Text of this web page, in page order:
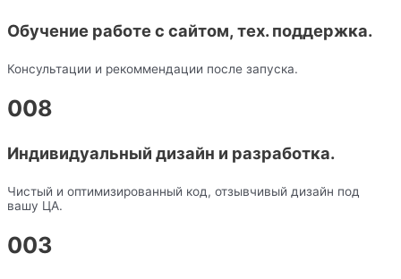
Обучение работе с сайтом, тех. поддержка.
Консультации и рекоммендации после запуска.
008
Индивидуальный дизайн и разработка.
Чистый и оптимизированный код, отзывчивый дизайн под
вашу ЦА.
003